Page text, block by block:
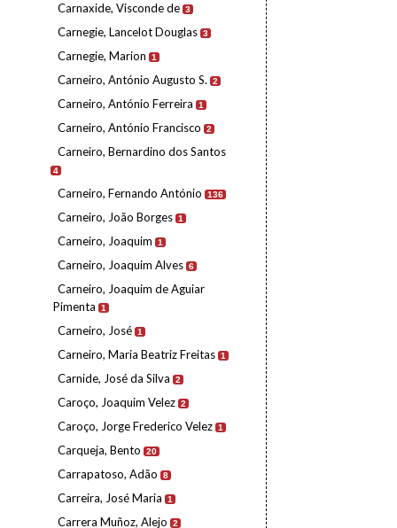
Carnaxide, Visconde de 3
Carnegie, Lancelot Douglas 3
Carnegie, Marion 1
Carneiro, António Augusto S. 2
Carneiro, António Ferreira 1
Carneiro, António Francisco 2
Carneiro, Bernardino dos Santos
4
Carneiro, Fernando António 136
Carneiro, João Borges 1
Carneiro, Joaquim 1
Carneiro, Joaquim Alves 6
Carneiro, Joaquim de Aguiar
Pimenta
1
Carneiro, José 1
Carneiro, Maria Beatriz Freitas 1
Carnide, José da Silva 2
Caroço, Joaquim Velez 2
Caroço, Jorge Frederico Velez 1
Carqueja, Bento 20
Carrapatoso, Adão 8
Carreira, José Maria 1
Carrera Muñoz, Alejo 2